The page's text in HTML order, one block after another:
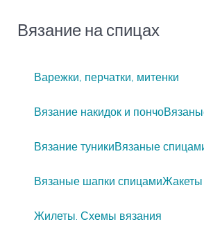
Вязание на спицах
Варежки, перчатки, митенки
Вязание накидок и пончо
Вязание туникиВязаные
Вязаные шапки спицамиЖакеты
Жилеты. Схемы вязания